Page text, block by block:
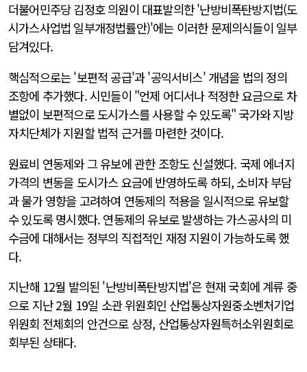
더불어민주당 김정호 의원이 대표발의한 '난방비폭탄방지법(도
시가스사업법 일부개정법률안)'에는 이러한 문제의식들이 일부
담겨있다.
핵심적으로는 '보편적 공급'과 '공익서비스' 개념을 법의 정의
조항에 추가했다. 시민들이 "언제 어디서나 적정한 요금으로 차
별없이 보편적으로 도시가스를 사용할 수 있도록" 국가와 지방
자치단체가 지원할 법적 근거를 마련한 것이다.
원료비 연동제와 그 유보에 관한 조항도 신설했다. 국제 에너지
가격의 변동을 도시가스 요금에 반영하도록 하되, 소비자 부담
과 물가 영향을 고려하여 연동제의 적용을 일시적으로 유보할
수 있도록 명시했다. 연동제의 유보로 발생하는 가스공사의 미
수금에 대해서는 정부의 직접적인 재정 지원이 가능하도록 했
다.
지난해 12월 발의된 '난방비폭탄방지법'은 현재 국회에 계류 중
으로 지난 2월 19일 소관 위원회인 산업통상자원중소벤처기업
위원회 전체회의 안건으로 상정, 산업통상자원특허소위원회로
회부된 상태다.